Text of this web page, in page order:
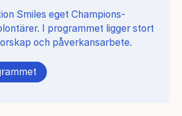
Smiles eget Champions-
I programmet ligger stort
och påverkansarbete.